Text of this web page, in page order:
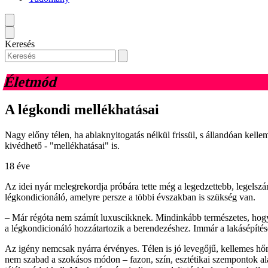
Keresés
Életmód
A légkondi mellékhatásai
Nagy előny télen, ha ablaknyitogatás nélkül frissül, s állandóan
kivédhető - "mellékhatásai" is.
18 éve
Az idei nyár melegrekordja próbára tette még a legedzettebb,
légkondicionáló, amelyre persze a többi évszakban is szükség van.
– Már régóta nem számít luxuscikknek. Mindinkább természetes,
a légkondicionáló hozzátartozik a berendezéshez. Immár a
Az igény nemcsak nyárra érvényes. Télen is jó levegőjű, kellemes
nem szabad a szokásos módon – fazon, szín, esztétikai szempontok